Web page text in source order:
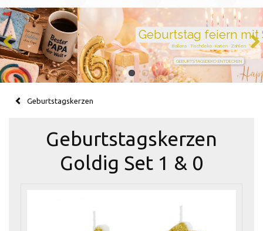
Geburtstag feiern mit Stil
Ballons · Tischdeko · Karten · Zahlen
GEBURTSTAGSDEKO ENTDECKEN
Geburtstagskerzen
Geburtstagskerzen
Goldig Set 1 & 0